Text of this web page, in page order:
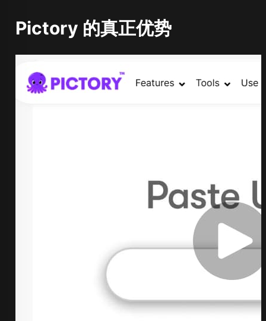
Pictory 的真正优势